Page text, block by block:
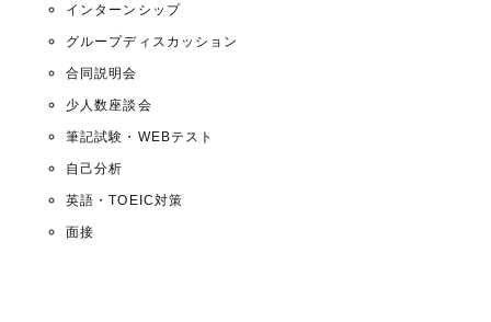
インターンシップ
グループディスカッション
合同説明会
少人数座談会
筆記試験・WEBテスト
自己分析
英語・TOEIC対策
面接